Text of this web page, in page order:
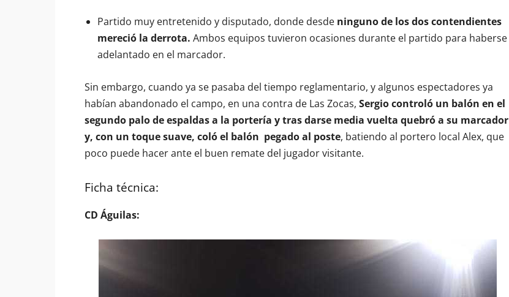
Partido muy entretenido y disputado, donde desde ninguno de los dos contendientes
mereció la derrota. Ambos equipos tuvieron ocasiones durante el partido para haberse
adelantado en el marcador.
Sin embargo, cuando ya se pasaba del tiempo reglamentario, y algunos espectadores ya
habían abandonado el campo, en una contra de Las Zocas, Sergio controló un balón en el
segundo palo de espaldas a la portería y tras darse media vuelta quebró a su marcador
y, con un toque suave, coló el balón pegado al poste, batiendo al portero local Alex, que
poco puede hacer ante el buen remate del jugador visitante.
Ficha técnica:
CD Águilas: